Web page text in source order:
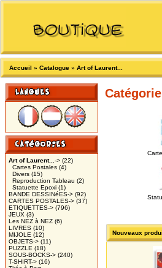
Accueil » Catalogue » Art of Laurent...
Art of Laurent... -> (22)
Cartes Postales (4)
Divers (15)
Reproduction Tableau (2)
Statuette Epoxi (1)
BANDE DESSINéES-> (92)
CARTES POSTALES-> (37)
ETIQUETTES-> (796)
JEUX (3)
Les NEZ à NEZ (6)
LIVRES (10)
MIJOLE (12)
OBJETS-> (11)
PUZZLE (18)
SOUS-BOCKS-> (240)
T-SHIRT-> (16)
Nouveaux